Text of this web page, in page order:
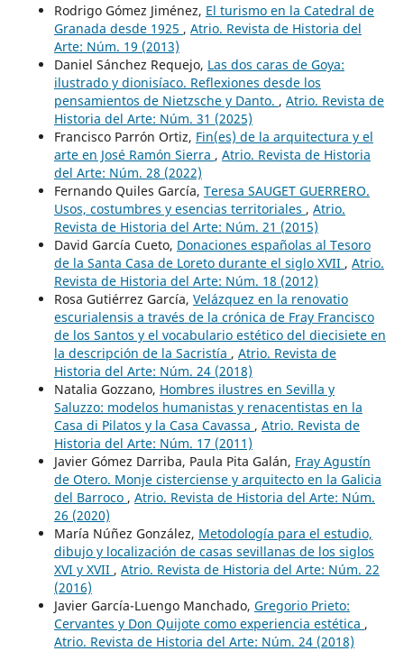
Rodrigo Gómez Jiménez, El turismo en la Catedral de
Granada desde 1925 , Atrio. Revista de Historia del
Arte: Núm. 19 (2013)
Daniel Sánchez Requejo, Las dos caras de Goya:
ilustrado y dionisíaco. Reflexiones desde los
pensamientos de Nietzsche y Danto. , Atrio. Revista de
Historia del Arte: Núm. 31 (2025)
Francisco Parrón Ortiz, Fin(es) de la arquitectura y el
arte en José Ramón Sierra , Atrio. Revista de Historia
del Arte: Núm. 28 (2022)
Fernando Quiles García, Teresa SAUGET GUERRERO.
Usos, costumbres y esencias territoriales , Atrio.
Revista de Historia del Arte: Núm. 21 (2015)
David García Cueto, Donaciones españolas al Tesoro
de la Santa Casa de Loreto durante el siglo XVII , Atrio.
Revista de Historia del Arte: Núm. 18 (2012)
Rosa Gutiérrez García, Velázquez en la renovatio
escurialensis a través de la crónica de Fray Francisco
de los Santos y el vocabulario estético del diecisiete en
la descripción de la Sacristía , Atrio. Revista de
Historia del Arte: Núm. 24 (2018)
Natalia Gozzano, Hombres ilustres en Sevilla y
Saluzzo: modelos humanistas y renacentistas en la
Casa di Pilatos y la Casa Cavassa , Atrio. Revista de
Historia del Arte: Núm. 17 (2011)
Javier Gómez Darriba, Paula Pita Galán, Fray Agustín
de Otero. Monje cisterciense y arquitecto en la Galicia
del Barroco , Atrio. Revista de Historia del Arte: Núm.
26 (2020)
María Núñez González, Metodología para el estudio,
dibujo y localización de casas sevillanas de los siglos
XVI y XVII , Atrio. Revista de Historia del Arte: Núm. 22
(2016)
Javier García-Luengo Manchado, Gregorio Prieto:
Cervantes y Don Quijote como experiencia estética ,
Atrio. Revista de Historia del Arte: Núm. 24 (2018)